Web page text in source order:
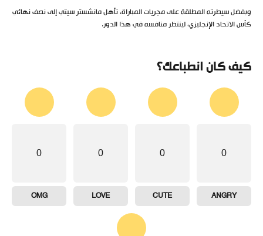
وبفضل سيطرته المطلقة على مجريات المباراة، تأهل مانشستر سيتي إلى نصف نهائي
كأس الاتحاد الإنجليزي، لينتظر منافسه في هذا الدور.
كيف كان انطباعك؟
0
ANGRY
0
CUTE
0
LOVE
0
OMG